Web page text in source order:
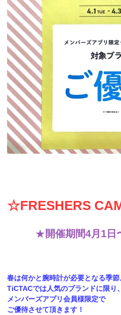
☆FRESHERS
★開催期間4月1
春は何かと腕時計が必要となる季節
TiCTACでは人気のブランドに限り、
メンバーズアプリ会員様限定で
ご優待させて頂きます！